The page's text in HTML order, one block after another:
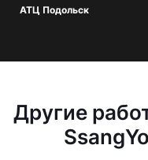
АТЦ Подольск
Другие